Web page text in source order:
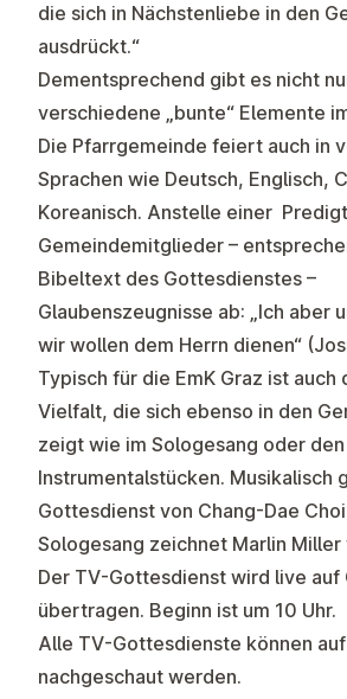
die sich in Nächstenliebe in den
ausdrückt.“
Dementsprechend gibt es nicht
verschiedene „bunte“ Elemente
Die Pfarrgemeinde feiert auch in
Sprachen wie Deutsch, Englisch,
Koreanisch. Anstelle einer
Gemeindemitglieder –
Bibeltext des Gottesdienstes –
Glaubenszeugnisse ab: „Ich aber
wir wollen dem Herrn dienen“
Typisch für die EmK Graz ist auch
Vielfalt, die sich ebenso in den
zeigt wie im Sologesang oder den
Instrumentalstücken. Musikalisch
Gottesdienst von Chang-Dae
Sologesang zeichnet Marlin
Der TV-Gottesdienst wird live auf
übertragen. Beginn ist um 10 Uhr.
Alle TV-Gottesdienste können auf
nachgeschaut werden.